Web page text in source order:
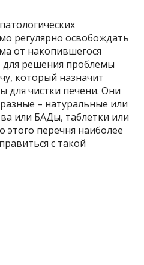
регулярно освобождать
от накопившегося
для решения проблемы
который назначит
для чистки печени. Они
– натуральные или
или БАДы, таблетки или
этого перечня наиболее
с такой